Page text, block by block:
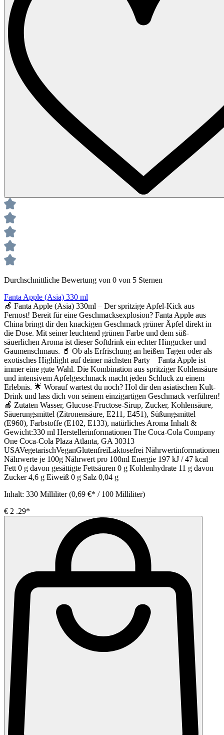
Durchschnittliche Bewertung von 0 von 5 Sternen
Fanta Apple (Asia) 330 ml
🍏 Fanta Apple (Asia) 330ml – Der spritzige Apfel-Kick aus
Fernost! Bereit für eine Geschmacksexplosion? Fanta Apple aus
China bringt dir den knackigen Geschmack grüner Äpfel direkt in
die Dose. Mit seiner leuchtend grünen Farbe und dem süß-
säuerlichen Aroma ist dieser Softdrink ein echter Hingucker und
Gaumenschmaus. 🥤 Ob als Erfrischung an heißen Tagen oder als
exotisches Highlight auf deiner nächsten Party – Fanta Apple ist
immer eine gute Wahl. Die Kombination aus spritziger Kohlensäure
und intensivem Apfelgeschmack macht jeden Schluck zu einem
Erlebnis. 🌟 Worauf wartest du noch? Hol dir den asiatischen Kult-
Drink und lass dich von seinem einzigartigen Geschmack verführen!
🍎 Zutaten Wasser, Glucose-Fructose-Sirup, Zucker, Kohlensäure,
Säuerungsmittel (Zitronensäure, E211, E451), Süßungsmittel
(E960), Farbstoffe (E102, E133), natürliches Aroma Inhalt &
Gewicht:330 ml Herstellerinformationen The Coca-Cola Company
One Coca-Cola Plaza Atlanta, GA 30313
USAVegetarischVeganGlutenfreiLaktosefrei Nährwertinformationen
Nährwerte je 100g Nährwert pro 100ml Energie 197 kJ / 47 kcal
Fett 0 g davon gesättigte Fettsäuren 0 g Kohlenhydrate 11 g davon
Zucker 4,6 g Eiweiß 0 g Salz 0,04 g
Inhalt: 330 Milliliter(0,69 €* / 100 Milliliter)
€ 2 .29*